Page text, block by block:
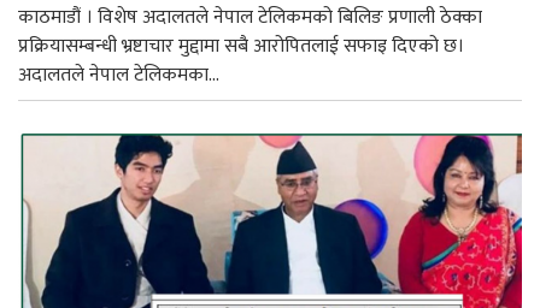
काठमाडौं । विशेष अदालतले नेपाल टेलिकमको बिलिङ प्रणाली ठेक्का
प्रक्रियासम्बन्धी भ्रष्टाचार मुद्दामा सबै आरोपितलाई सफाइ दिएको छ।
अदालतले नेपाल टेलिकमका...